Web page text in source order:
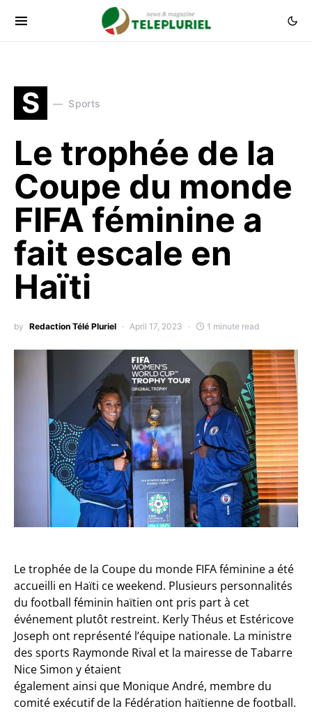
S Sports
Le trophée de la
Coupe du monde
FIFA féminine a
fait escale en
Haïti
by Redaction Télé Pluriel April 17, 2023 1 minute read
Le trophée de la Coupe du monde FIFA féminine a été
accueilli en Haïti ce weekend. Plusieurs personnalités
du football féminin haïtien ont pris part à cet
événement plutôt restreint. Kerly Théus et Estéricove
Joseph ont représenté l’équipe nationale. La ministre
des sports Raymonde Rival et la mairesse de Tabarre
Nice Simon y étaient
également ainsi que Monique André, membre du
comité exécutif de la Fédération haïtienne de football.